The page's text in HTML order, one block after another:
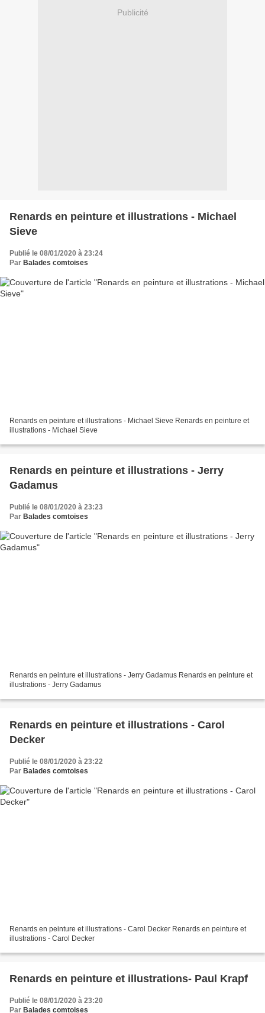
Publicité
Renards en peinture et illustrations - Michael
Sieve
Publié le 08/01/2020 à 23:24
Par Balades comtoises
Renards en peinture et illustrations - Michael Sieve Renards en peinture et
illustrations - Michael Sieve
Renards en peinture et illustrations - Jerry
Gadamus
Publié le 08/01/2020 à 23:23
Par Balades comtoises
Renards en peinture et illustrations - Jerry Gadamus Renards en peinture et
illustrations - Jerry Gadamus
Renards en peinture et illustrations - Carol
Decker
Publié le 08/01/2020 à 23:22
Par Balades comtoises
Renards en peinture et illustrations - Carol Decker Renards en peinture et
illustrations - Carol Decker
Renards en peinture et illustrations- Paul Krapf
Publié le 08/01/2020 à 23:20
Par Balades comtoises